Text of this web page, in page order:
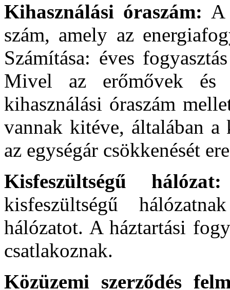
Kihasználási óraszám: A
szám, amely az
Számítása: éves
Mivel az erőmővek és
kihasználási óraszám
vannak kitéve, általában a
az egységár csökkenését
Kisfeszültségű
kisfeszültségű
hálózatot. A háztartási
csatlakoznak.
Közüzemi szerződés